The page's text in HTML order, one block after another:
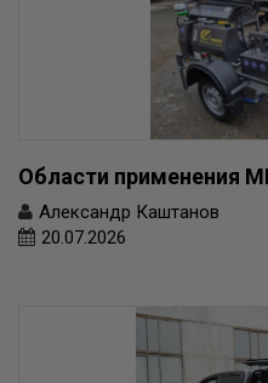
Области применения
Александр Каштанов
20.07.2026